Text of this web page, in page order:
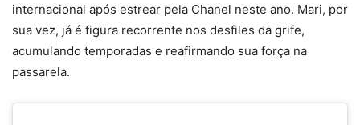
internacional após estrear pela Chanel neste ano. Mari, por
sua vez, já é figura recorrente nos desfiles da grife,
acumulando temporadas e reafirmando sua força na
passarela.